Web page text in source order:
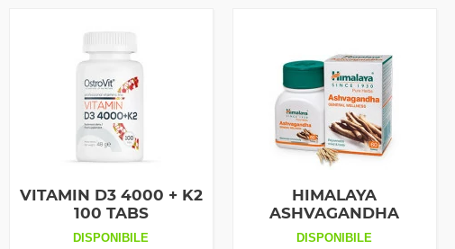
VITAMIN D3 4000 + K2
100 TABS
DISPONIBILE
HIMALAYA
ASHVAGANDHA
60TAB
DISPONIBILE